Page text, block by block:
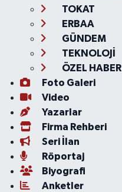
TOKAT
ERBAA
GÜNDEM
TEKNOLOJİ
ÖZEL HABER
Foto Galeri
Video
Yazarlar
Firma Rehberi
Seri İlan
Röportaj
Biyografi
Anketler